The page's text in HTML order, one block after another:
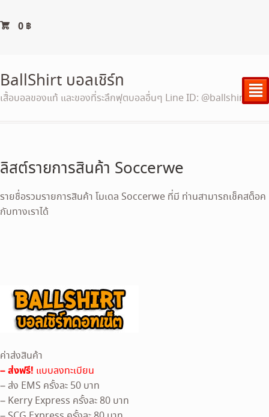
0 ฿
BallShirt บอลเชิร์ท
เสื้อบอลของแท้ และของที่ระลึกฟุตบอลอื่นๆ Line ID: @ballshirt²
ลิสต์รายการสินค้า Soccerwe
รายชื่อรวมรายการสินค้า โมเดล Soccerwe ที่มี ท่านสามารถเช็คสต็อค
กับทางเราได้
ค่าส่งสินค้า
– ส่งฟรี! แบบลงทะเบียน
– ส่ง EMS ครั้งละ 50 บาท
– Kerry Express ครั้งละ 80 บาท